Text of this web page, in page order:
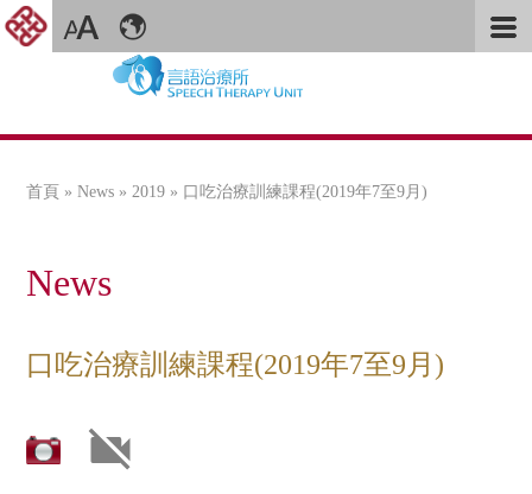
您在這裡
首頁 »News » 2019 » 口吃治療訓練課程(2019年7至9月)
News
口吃治療訓練課程(2019年7至9月)